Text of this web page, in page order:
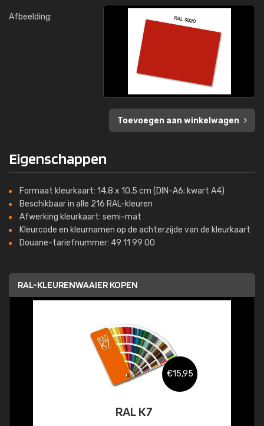
Afbeelding:
Toevoegen aan winkelwagen
Eigenschappen
Formaat kleurkaart: 14,8 x 10,5 cm (DIN-A6; kwart A4)
Beschikbaar in alle 216 RAL-kleuren
Afwerking kleurkaart: semi-mat
Kleurcode en kleurnamen op de achterzijde van de kleurkaart
Douane-tariefnummer: 49 11 99 00
RAL-KLEURENWAAIER KOPEN
€15,95
RAL K7